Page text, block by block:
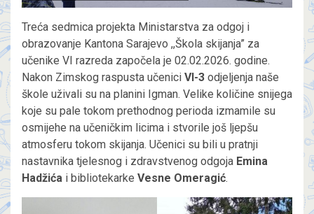
Treća sedmica projekta Ministarstva za odgoj i
obrazovanje Kantona Sarajevo ,,Škola skijanja” za
učenike VI razreda započela je 02.02.2026. godine.
Nakon Zimskog raspusta učenici VI-3 odjeljenja naše
škole uživali su na planini Igman. Velike količine snijega
koje su pale tokom prethodnog perioda izmamile su
osmijehe na učeničkim licima i stvorile još ljepšu
atmosferu tokom skijanja. Učenici su bili u pratnji
nastavnika tjelesnog i zdravstvenog odgoja Emina
Hadžića i bibliotekarke Vesne Omeragić.